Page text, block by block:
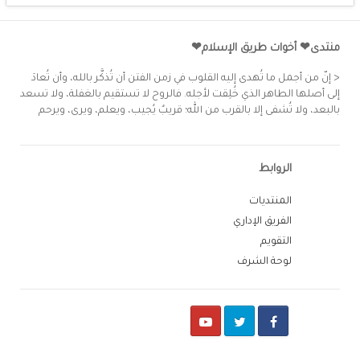
منتدى❤ أخوات طريق الإسلام❤
< إنّ من أجمل ما تُهدى إليه القلوب في زمن الفتن أن تُذكَّر بالله، وأن تُعادَ
إلى أصلها الطاهر الذي خُلِقت لأجله. فالروح لا تستقيم بالغفلة، ولا تسعد
بالبعد، ولا تُشفى إلا بالقرب من الله؛ قريبٌ يُجيب، ويعلم، ويرى، ويرحم
الروابط
المنتديات
الفريق الإداري
التقويم
لوحة الشرف
Facebook
Twitter